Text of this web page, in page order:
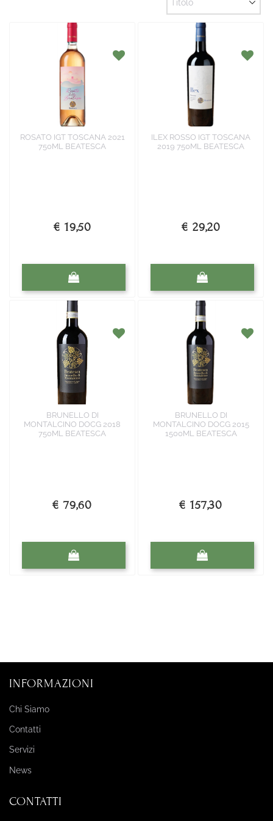
ROSATO IGT TOSCANA 2021
750ML BEATESCA
€ 19,50
ILEX ROSSO IGT TOSCANA
2019 750ML BEATESCA
€ 29,20
BRUNELLO DI
MONTALCINO DOCG 2018
750ML BEATESCA
€ 79,60
BRUNELLO DI
MONTALCINO DOCG 2015
1500ML BEATESCA
€ 157,30
INFORMAZIONI
Chi Siamo
Contatti
Servizi
News
CONTATTI